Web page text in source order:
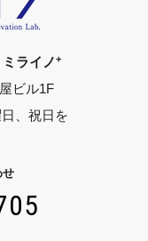
ライノ+
ビル1F
日、祝日を
せ